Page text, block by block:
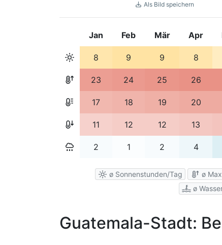
Als Bild speichern
Jan Feb Mär Apr
8 9 9 8
23 24 25 26
17 18 19 20
11 12 12 13
2 1 2 4
ø Sonnenstunden/Tag ø
ø
Guatemala-Stadt: